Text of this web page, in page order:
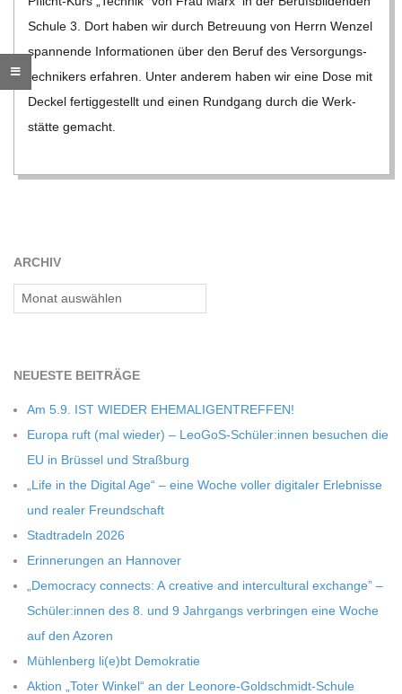
-
G
O
L
S
C
H
M
D
T
-
S
Schule 3. Dort haben wir durch Betreu­ung von Herrn Wen­zel
span­nende Informa­tionen über den Beruf des Ver­sor­gungs­
tech­ni­kers erfah­ren. Unter ande­rem haben wir eine Dose mit
Deckel fer­tig­ge­stellt und einen Rund­gang durch die Werk­
stätte gemacht.
ARCHIV
Archiv
NEU­ESTE BEITRÄGE
Am 5.9. IST WIEDER EHEMALIGENTREFFEN!
Europa ruft (mal wie­der) – LeoGoS-Schüler:innen besu­chen die
EU in Brüs­sel und Straßburg
„Life in the Digi­tal Age“ – eine Woche vol­ler digi­ta­ler Erleb­nisse
und rea­ler Freundschaft
Stadt­ra­deln 2026
Erin­ne­run­gen an Hannover
„Demo­cracy con­nects: A crea­tive and inter­cul­tu­ral exch­ange” –
Schüler:innen des 8. und 9 Jahr­gangs ver­brin­gen eine Woche
auf den Azoren
Müh­len­berg li(e)bt Demokratie
Aktion „Toter Win­kel“ an der Leonore-Goldschmidt-Schule